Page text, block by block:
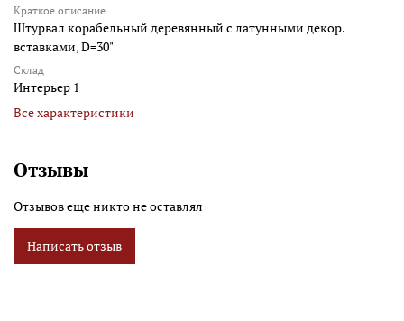
Краткое описание
Штурвал корабельный деревянный с латунными декор.
вставками, D=30"
Склад
Интерьер 1
Все характеристики
Отзывы
Отзывов еще никто не оставлял
Написать отзыв